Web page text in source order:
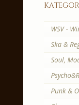
WSV -
Ska &
Soul,
Punk &